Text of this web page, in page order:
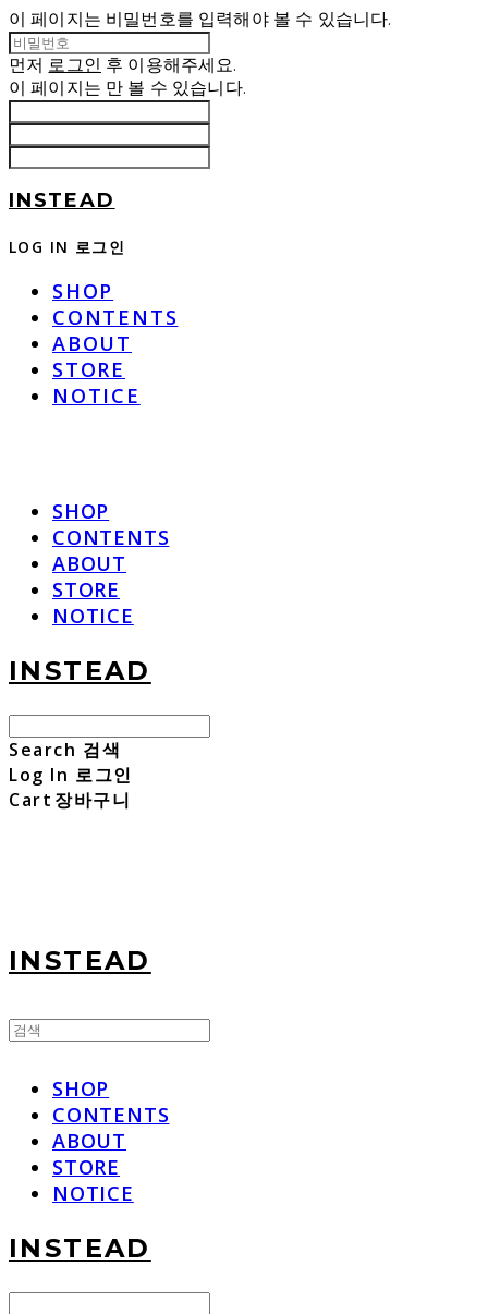
이 페이지는 비밀번호를 입력해야 볼 수 있습니다.
먼저 로그인 후 이용해주세요.
이 페이지는 만 볼 수 있습니다.
INSTEAD
LOG IN 로그인
SHOP
CONTENTS
ABOUT
STORE
NOTICE
SHOP
CONTENTS
ABOUT
STORE
NOTICE
INSTEAD
Search 검색
Log In 로그인
Cart 장바구니
INSTEAD
SHOP
CONTENTS
ABOUT
STORE
NOTICE
INSTEAD